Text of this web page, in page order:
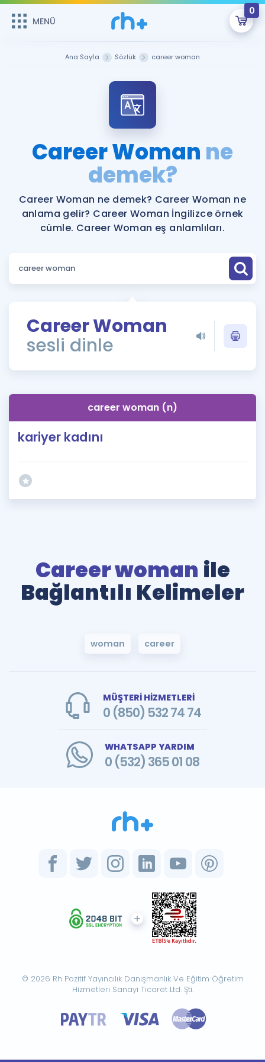
MENÜ
0
Şifremi Hatırlamıyorum
Sepetin Şu An Boş.
Remzi Hoca ile seni sınava hazırlayacak onlarca eğitim seni
bekliyor!
MENÜ
Katılımcı Görüşleri
Faydalı Araçlar
Ücretsiz Kaynaklar
ÖSYM Sınav Takvimi
Kampanyalar
İngilizce Gramer
İngilizce Gramer
Ana Sayfa Sözlük career woman
Career Woman ne
demek?
Career Woman ne demek? Career Woman ne
anlama gelir? Career Woman İngilizce örnek
cümle. Career Woman eş anlamlıları.
Career Woman
sesli dinle
career woman (n)
kariyer kadını
Career woman ile
Bağlantılı Kelimeler
woman career
MÜŞTERİ HİZMETLERİ
0 (850) 532 74 74
WHATSAPP YARDIM
0 (532) 365 01 08
© 2026 Rh Pozitif Yayıncılık Danışmanlık Ve Eğitim Öğretim
Hizmetleri Sanayi Ticaret Ltd. Şti.